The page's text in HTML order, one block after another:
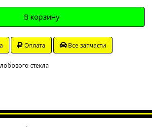
В корзину
Оплата Все запчасти
стекла